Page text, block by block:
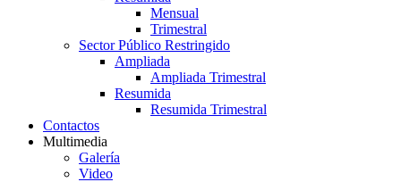
Mensual
Trimestral
Sector Público Restringido
Ampliada
Ampliada Trimestral
Resumida
Resumida Trimestral
Contactos
Multimedia
Galería
Video